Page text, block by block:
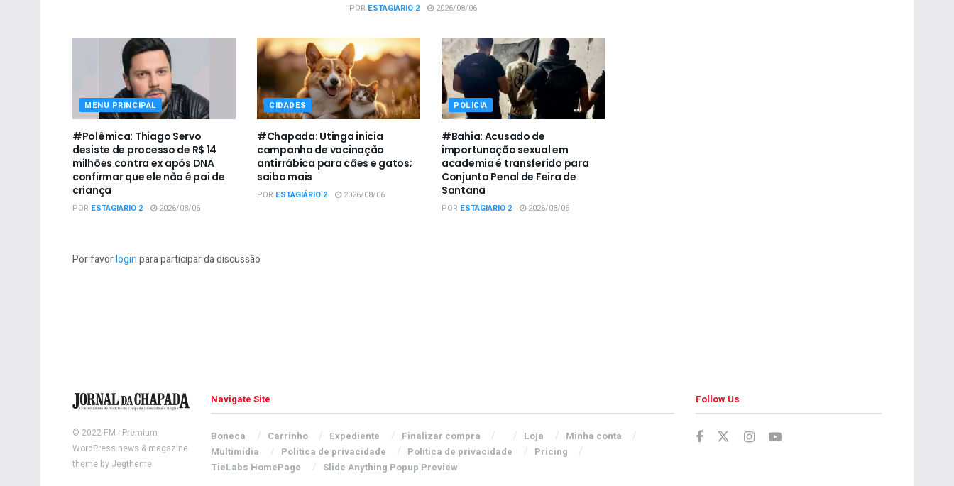
POR ESTAGIÁRIO 2 2026/08/06
MENU PRINCIPAL
#Polêmica: Thiago Servo
desiste de processo de R$ 14
milhões contra ex após DNA
confirmar que ele não é pai de
criança
POR ESTAGIÁRIO 2 2026/08/06
CIDADES
#Chapada: Utinga inicia
campanha de vacinação
antirrábica para cães e gatos;
saiba mais
POR ESTAGIÁRIO 2 2026/08/06
POLÍCIA
#Bahia: Acusado de
importunação sexual em
academia é transferido para
Conjunto Penal de Feira de
Santana
POR ESTAGIÁRIO 2 2026/08/06
Por favorloginpara participar da discussão
© 2022 FM - Premium
WordPress news & magazine
theme by Jegtheme.
Navigate Site
Boneca Carrinho Expediente Finalizar compra Loja
Minha conta
Multimídia
Política de privacidade Política de privacidade
Pricing
TieLabs HomePage
Slide Anything Popup Preview
Follow Us